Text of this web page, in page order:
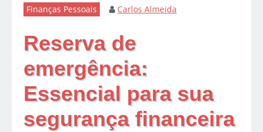
Finanças Pessoais Carlos Almeida
Reserva de
emergência:
Essencial para sua
segurança financeira